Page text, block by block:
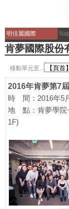
明佳麗國際
肯夢國際股份
移動單元至..
2016年肯夢第7
時 間：2016年5
地 點：肯夢學院
1F)